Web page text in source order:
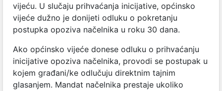
vijeću. U slučaju prihvaćanja inicijative, općinsko
vijeće dužno je donijeti odluku o pokretanju
postupka opoziva načelnika u roku 30 dana.
Ako općinsko vijeće donese odluku o prihvaćanju
inicijative opoziva načelnika, provodi se postupak u
kojem građani/ke odlučuju direktnim tajnim
glasanjem. Mandat načelnika prestaje ukoliko